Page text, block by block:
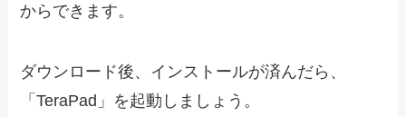
からできます。
ダウンロード後、インストールが済んだら、
「TeraPad」を起動しましょう。